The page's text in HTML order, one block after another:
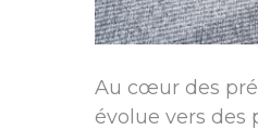
Au cœur des
évolue vers des